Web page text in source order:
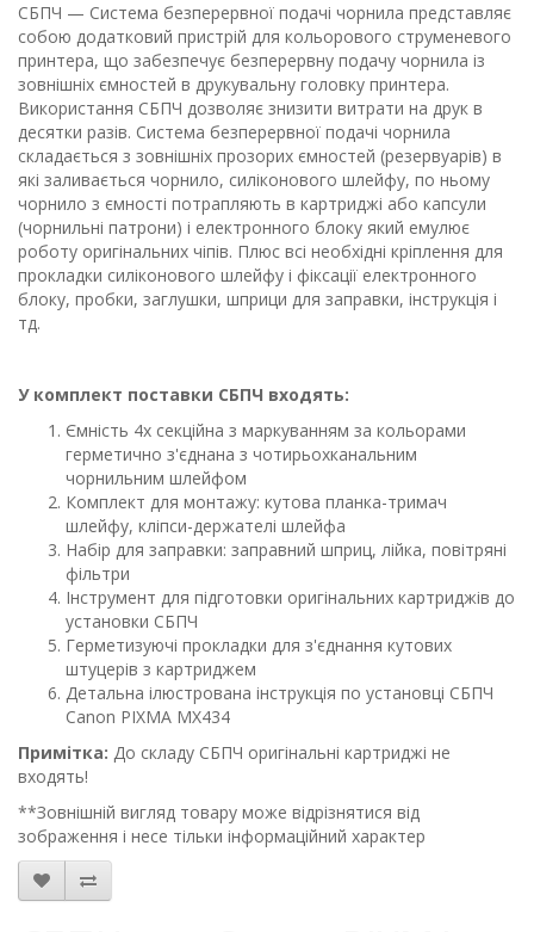
СБПЧ — Система безперервної подачі чорнила представляє
собою додатковий пристрій для кольорового струменевого
принтера, що забезпечує безперервну подачу чорнила із
зовнішніх ємностей в друкувальну головку принтера.
Використання СБПЧ дозволяє знизити витрати на друк в
десятки разів. Система безперервної подачі чорнила
складається з зовнішніх прозорих ємностей (резервуарів) в
які заливається чорнило, силіконового шлейфу, по ньому
чорнило з ємності потрапляють в картриджі або капсули
(чорнильні патрони) і електронного блоку який емулює
роботу оригінальних чіпів. Плюс всі необхідні кріплення для
прокладки силіконового шлейфу і фіксації електронного
блоку, пробки, заглушки, шприци для заправки, інструкція і
тд.
У комплект поставки СБПЧ входять:
Ємність 4х секційна з маркуванням за кольорами
герметично з'єднана з чотирьохканальним
чорнильним шлейфом
Комплект для монтажу: кутова планка-тримач
шлейфу, кліпси-держателі шлейфа
Набір для заправки: заправний шприц, лійка, повітряні
фільтри
Інструмент для підготовки оригінальних картриджів до
установки СБПЧ
Герметизуючі прокладки для з'єднання кутових
штуцерів з картриджем
Детальна ілюстрована інструкція по установці СБПЧ
Canon PIXMA MX434
Примітка: До складу СБПЧ оригінальні картриджі не
входять!
**Зовнішній вигляд товару може відрізнятися від
зображення і несе тільки інформаційний характер